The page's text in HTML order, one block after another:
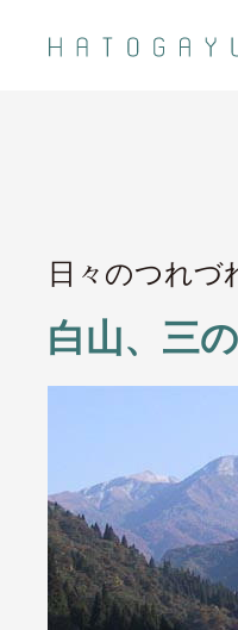
日々のつれづ
白山、三